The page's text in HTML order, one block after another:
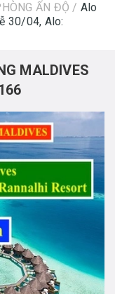
ẤN ĐỘ / Alo
30/04, Alo:
MALDIVES